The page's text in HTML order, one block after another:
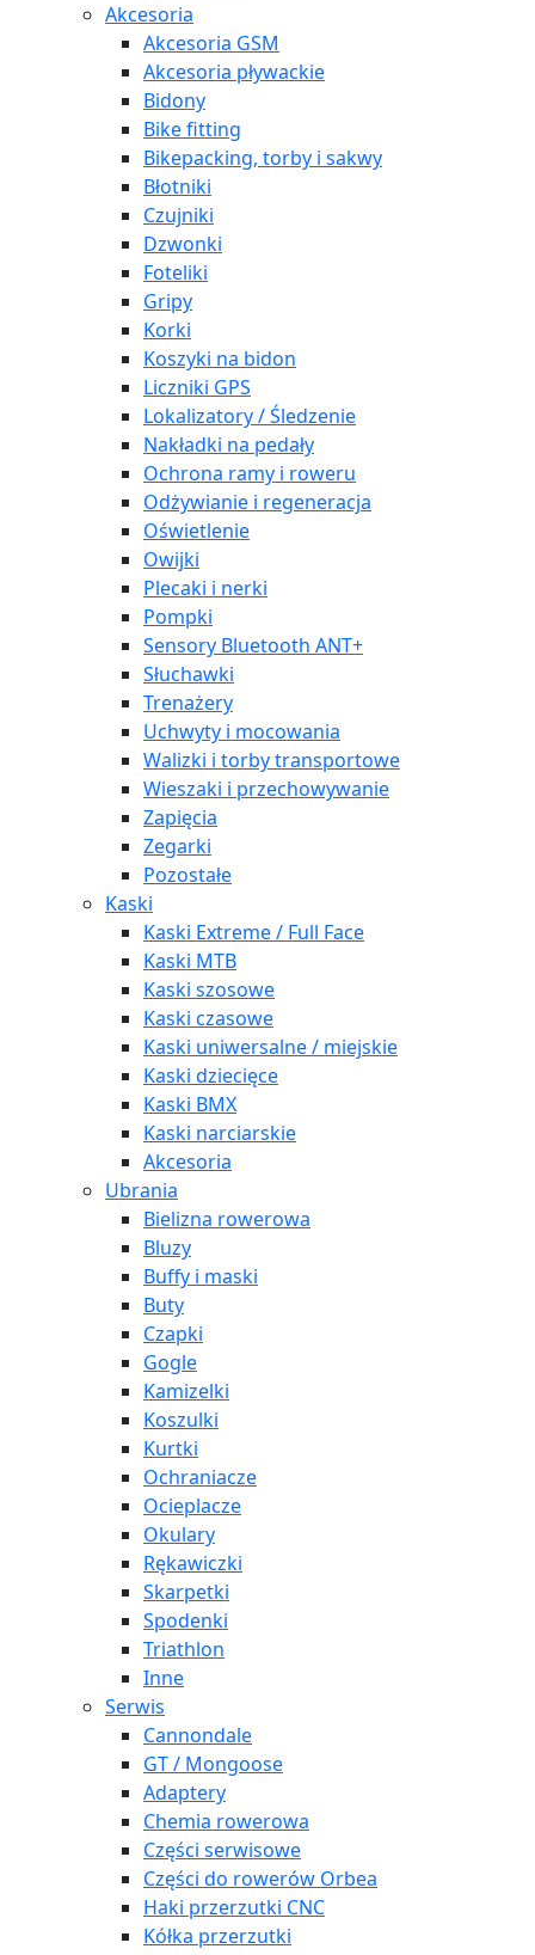
Akcesoria
Akcesoria GSM
Akcesoria pływackie
Bidony
Bike fitting
Bikepacking, torby i sakwy
Błotniki
Czujniki
Dzwonki
Foteliki
Gripy
Korki
Koszyki na bidon
Liczniki GPS
Lokalizatory / Śledzenie
Nakładki na pedały
Ochrona ramy i roweru
Odżywianie i regeneracja
Oświetlenie
Owijki
Plecaki i nerki
Pompki
Sensory Bluetooth ANT+
Słuchawki
Trenażery
Uchwyty i mocowania
Walizki i torby transportowe
Wieszaki i przechowywanie
Zapięcia
Zegarki
Pozostałe
Kaski
Kaski Extreme / Full Face
Kaski MTB
Kaski szosowe
Kaski czasowe
Kaski uniwersalne / miejskie
Kaski dziecięce
Kaski BMX
Kaski narciarskie
Akcesoria
Ubrania
Bielizna rowerowa
Bluzy
Buffy i maski
Buty
Czapki
Gogle
Kamizelki
Koszulki
Kurtki
Ochraniacze
Ocieplacze
Okulary
Rękawiczki
Skarpetki
Spodenki
Triathlon
Inne
Serwis
Cannondale
GT / Mongoose
Adaptery
Chemia rowerowa
Części serwisowe
Części do rowerów Orbea
Haki przerzutki CNC
Kółka przerzutki